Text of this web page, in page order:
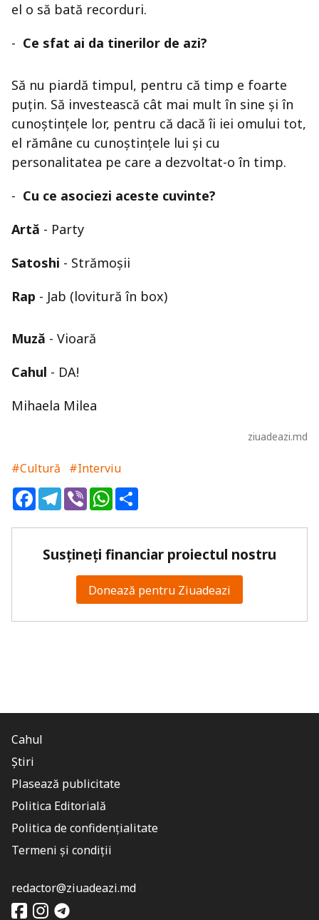
el o să bată recorduri.
- Ce sfat ai da tinerilor de azi?
Să nu piardă timpul, pentru că timp e foarte
puțin. Să investească cât mai mult în sine și în
cunoștințele lor, pentru că dacă îi iei omului tot,
el rămâne cu cunoștințele lui și cu
personalitatea pe care a dezvoltat-o în timp.
- Cu ce asociezi aceste cuvinte?
Artă - Party
Satoshi - Strămoșii
Rap - Jab (lovitură în box)
Muză - Vioară
Cahul - DA!
Mihaela Milea
ziuadeazi.md
#Cultură
#Interviu
FacebookTelegram
ViberWhatsApp
Susțineți financiar proiectul nostru
Donează pentru Ziuadeazi
Cahul
Știri
Plasează publicitate
Politica Editorială
Politica de confidențialitate
Termeni și condiții
redactor@ziuadeazi.md